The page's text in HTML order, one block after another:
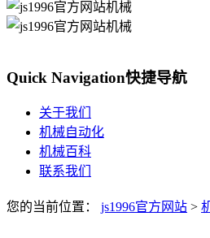
Quick Navigation快捷导航
关于我们
机械自动化
机械百科
联系我们
您的当前位置： js1996官方网站 >